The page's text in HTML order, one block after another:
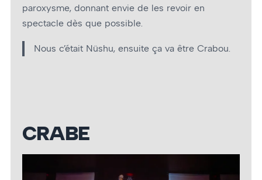
paroxysme, donnant envie de les revoir en
spectacle dès que possible.
Nous c’était Nüshu, ensuite ça va être Crabou.
CRABE